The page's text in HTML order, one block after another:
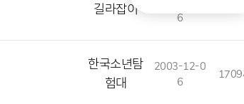
길라잡이
6
한국소년탐
험대
2003-12-0
6